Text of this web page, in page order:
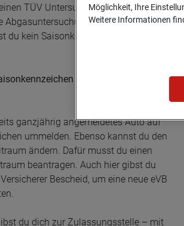
TÜV Untersuchungsbericht sowie
Abgasuntersuchung. Ist der TÜV
du kein Saisonkennzeichen
und ändern des
ganzjährig angemeldetes Auto auf
ummelden. Ebenso kannst du den
ändern. Dafür musst du einen
beantragen. Auch hier gibst du
Bescheid, um eine neue eVB
du dich zur Zulassungsstelle – mit
Möglichkeit, Ihre
Weitere Informationen